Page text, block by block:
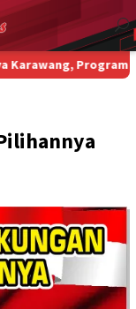
Program Jumat